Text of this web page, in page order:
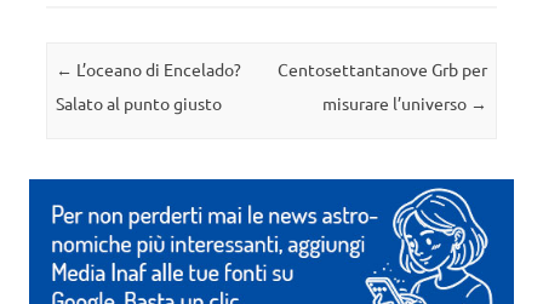
Navigazione articolo
← L’oceano di Encelado?
Salato al punto giusto
Centosettantanove Grb per
misurare l’universo →